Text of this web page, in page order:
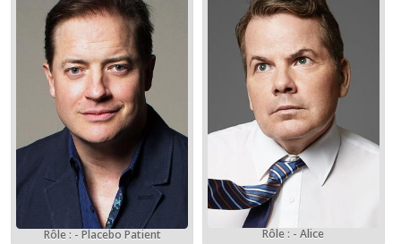
Rôle : - Placebo Patient Rôle : - Alice